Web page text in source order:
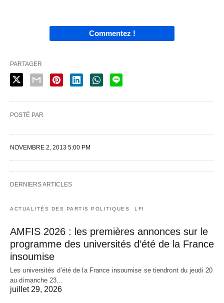
Commentez !
PARTAGER
POSTÉ PAR
NOVEMBRE 2, 2013 5:00 PM
DERNIERS ARTICLES
ACTUALITÉS DES PARTIS POLITIQUES LFI
AMFIS 2026 : les premières annonces sur le
programme des universités d’été de la France
insoumise
Les universités d’été de la France insoumise se tiendront du jeudi 20
au dimanche 23…
juillet 29, 2026